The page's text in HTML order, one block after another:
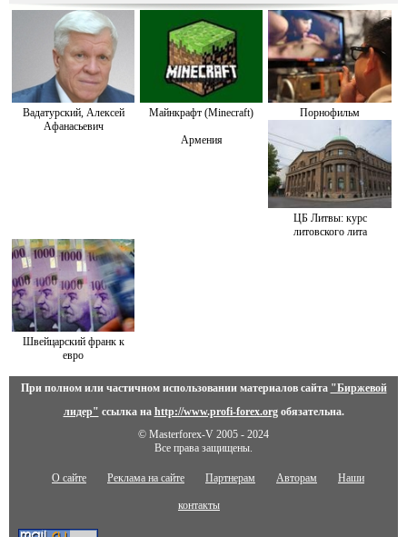
Вадатурский, Алексей
Афанасьевич
Майнкрафт (Minecraft) Порнофильм
Армения
ЦБ Литвы: курс
литовского лита
Швейцарский франк к
евро
При полном или частичном использовании материалов сайта "Биржевой
лидер" ссылка на http://www.profi-forex.orgобязательна.
© Masterforex-V 2005 - 2024
Все права защищены.
О сайте Реклама на сайте Партнерам Авторам Наши
контакты